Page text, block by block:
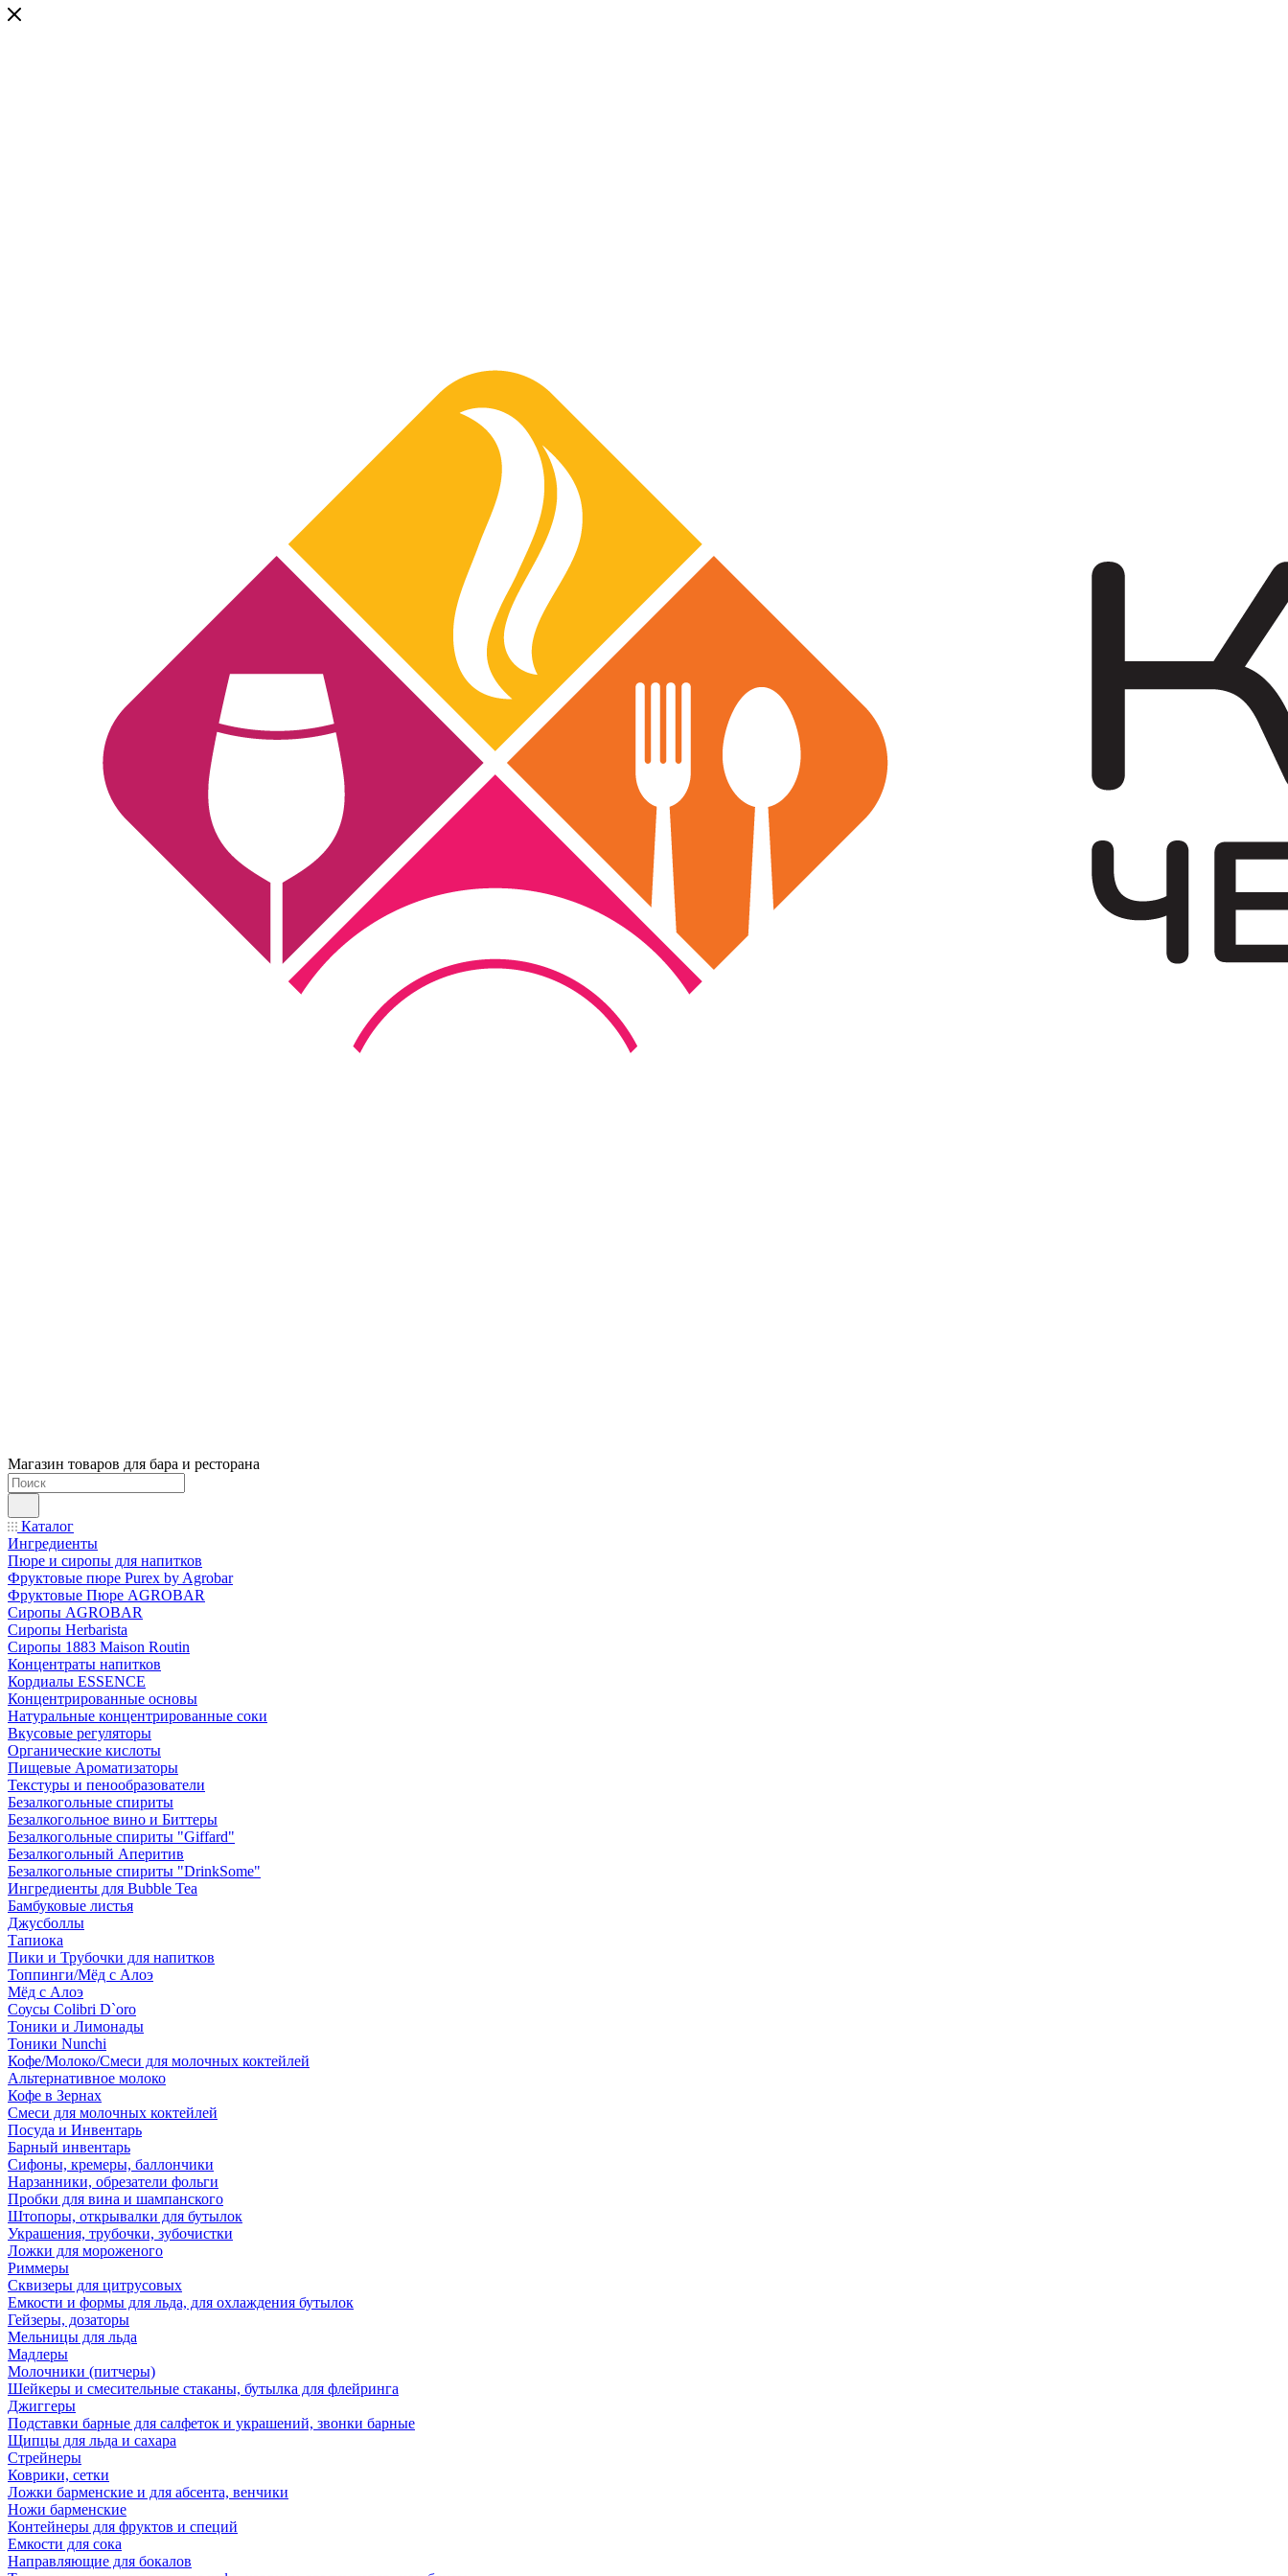
Магазин товаров для бара и ресторана
Каталог
Ингредиенты
Пюре и сиропы для напитков
Фруктовые пюре Purex by Agrobar
Фруктовые Пюре AGROBAR
Сиропы AGROBAR
Сиропы Herbarista
Сиропы 1883 Maison Routin
Концентраты напитков
Кордиалы ESSENCE
Концентрированные основы
Натуральные концентрированные соки
Вкусовые регуляторы
Органические кислоты
Пищевые Ароматизаторы
Текстуры и пенообразователи
Безалкогольные спириты
Безалкогольное вино и Биттеры
Безалкогольные спириты "Giffard"
Безалкогольный Аперитив
Безалкогольные спириты "DrinkSome"
Ингредиенты для Bubble Tea
Бамбуковые листья
Джусболлы
Тапиока
Пики и Трубочки для напитков
Топпинги/Мёд с Алоэ
Мёд с Алоэ
Соусы Colibri D`oro
Тоники и Лимонады
Тоники Nunchi
Кофе/Молоко/Смеси для молочных коктейлей
Альтернативное молоко
Кофе в Зернах
Смеси для молочных коктейлей
Посуда и Инвентарь
Барный инвентарь
Сифоны, кремеры, баллончики
Нарзанники, обрезатели фольги
Пробки для вина и шампанского
Штопоры, открывалки для бутылок
Украшения, трубочки, зубочистки
Ложки для мороженого
Риммеры
Сквизеры для цитрусовых
Емкости и формы для льда, для охлаждения бутылок
Гейзеры, дозаторы
Мельницы для льда
Мадлеры
Молочники (питчеры)
Шейкеры и смесительные стаканы, бутылка для флейринга
Джиггеры
Подставки барные для салфеток и украшений, звонки барные
Щипцы для льда и сахара
Стрейнеры
Коврики, сетки
Ложки барменские и для абсента, венчики
Ножи барменские
Контейнеры для фруктов и специй
Емкости для сока
Направляющие для бокалов